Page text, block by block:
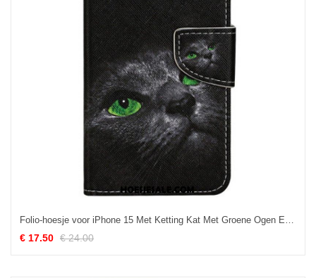
Folio-hoesje voor iPhone 15 Met Ketting Kat Met Groene Ogen En Riem
€ 17.50 € 24.00